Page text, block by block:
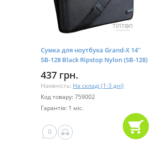
Сумка для ноутбука Grand-X 14''
SB-128 Black Ripstop Nylon (SB-128)
437 грн.
Наявність: На складі (1-3 дні)
Код товару: 759002
Гарантія: 1 міс.
0